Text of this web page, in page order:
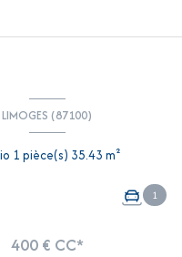
LIMOGES (87100)
Studio 1 pièce(s) 35.43 m²
1
400 € CC*